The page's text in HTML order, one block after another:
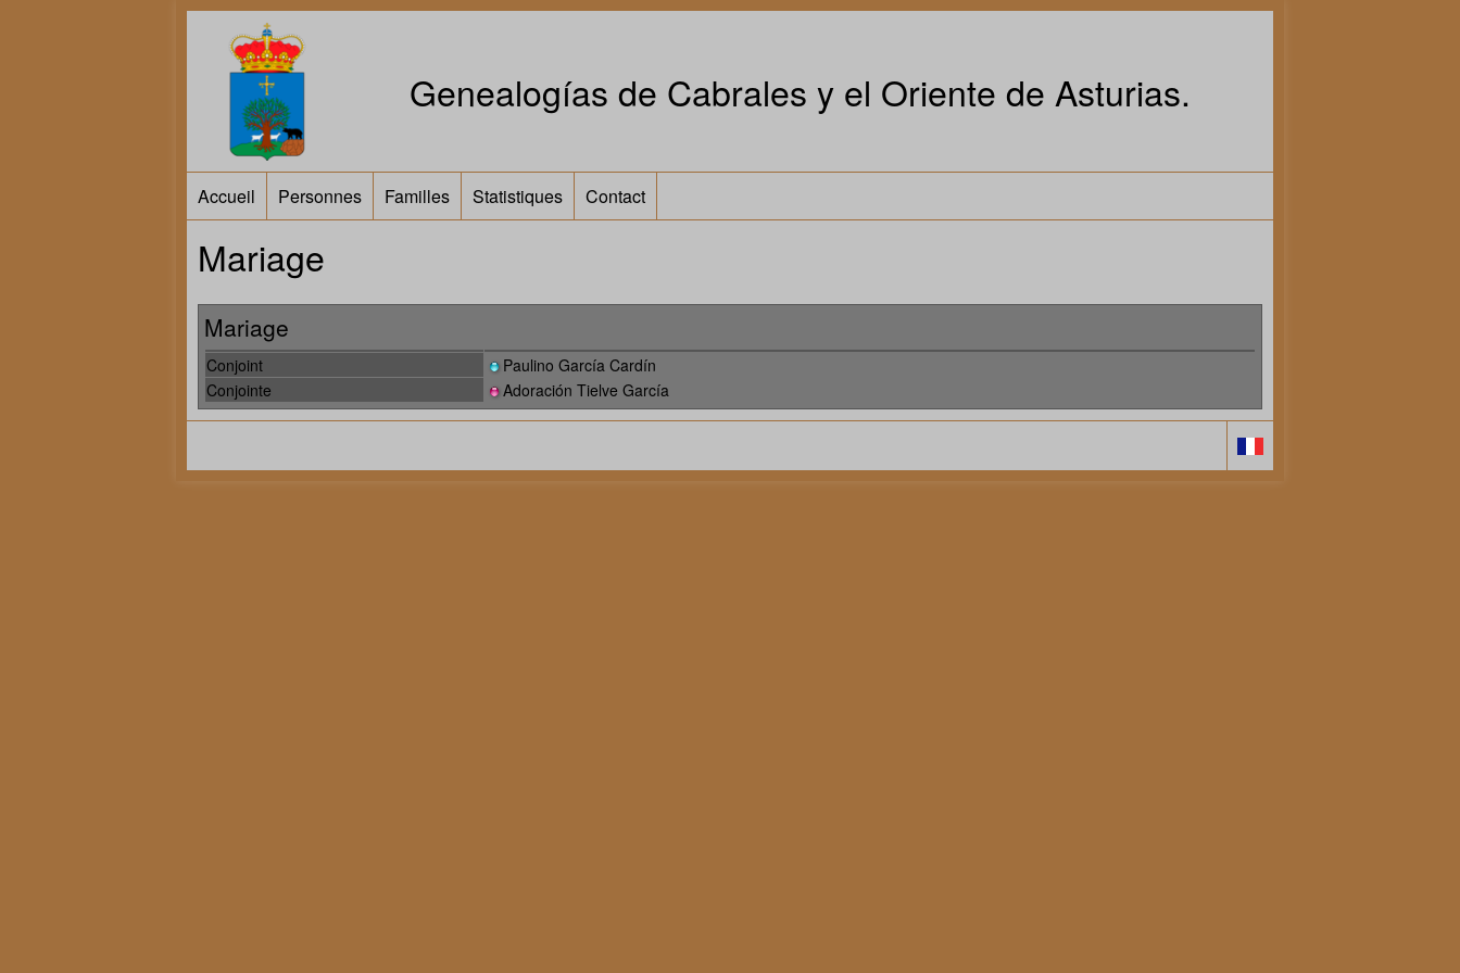
Genealogías de Cabrales y el Oriente de Asturias.
Accueil Personnes Familles Statistiques Contact
Mariage
Mariage
Conjoint
Paulino García Cardín
Conjointe
Adoración Tielve García